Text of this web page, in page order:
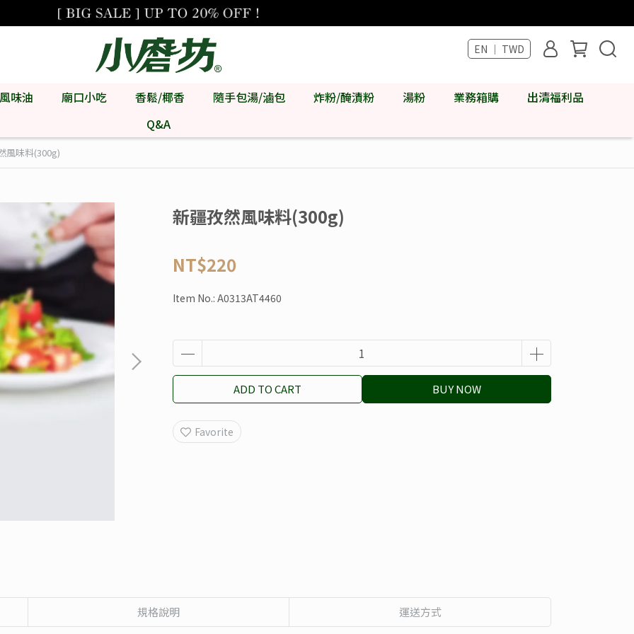
EN ｜ TWD
味油 廟口小吃 香鬆/椰香 隨手包湯/滷包 炸粉/醃漬粉 湯粉 業務箱購
出清福利品
Q&A
風味料(300g)
新疆孜然風味料(300g)
NT$220
Item No.: A0313AT4460
ADD TO CART BUY NOW
Favorite
規格說明 運送方式